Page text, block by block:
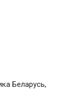
Беларусь,